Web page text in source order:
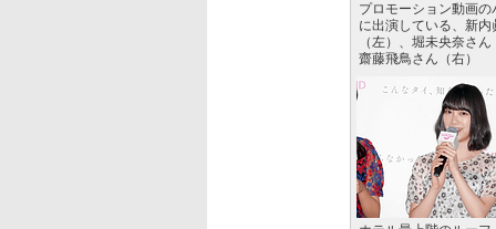
プロモーション動画の
に出演している、新内
（左）、堀未央奈さ
齋藤飛鳥さん（右）